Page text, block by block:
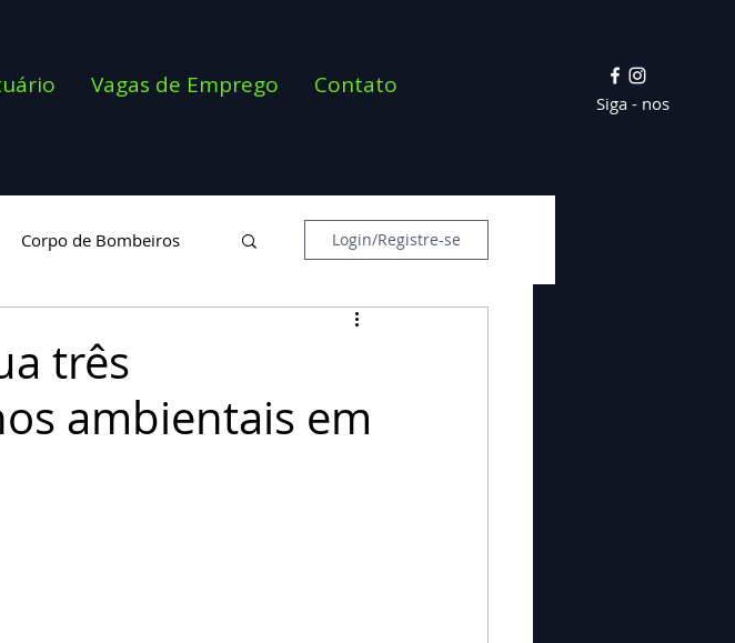
Vagas de Emprego Contato
Siga - nos
Corpo de Bombeiros Login/Registre-se
três
ambientais em